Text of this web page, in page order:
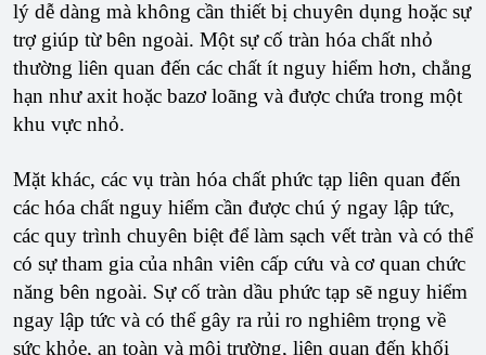
lý dễ dàng mà không cần thiết bị chuyên dụng hoặc sự
trợ giúp từ bên ngoài. Một sự cố tràn hóa chất nhỏ
thường liên quan đến các chất ít nguy hiểm hơn, chẳng
hạn như axit hoặc bazơ loãng và được chứa trong một
khu vực nhỏ.
Mặt khác, các vụ tràn hóa chất phức tạp liên quan đến
các hóa chất nguy hiểm cần được chú ý ngay lập tức,
các quy trình chuyên biệt để làm sạch vết tràn và có thể
có sự tham gia của nhân viên cấp cứu và cơ quan chức
năng bên ngoài. Sự cố tràn dầu phức tạp sẽ nguy hiểm
ngay lập tức và có thể gây ra rủi ro nghiêm trọng về
sức khỏe, an toàn và môi trường, liên quan đến khối